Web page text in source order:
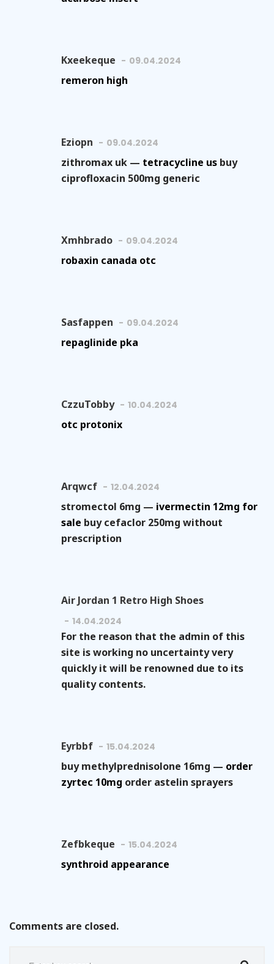
Kxeekeque 09.04.2024
remeron high
Eziopn 09.04.2024
zithromax uk — tetracycline us buy
ciprofloxacin 500mg generic
Xmhbrado 09.04.2024
robaxin canada otc
Sasfappen 09.04.2024
repaglinide pka
CzzuTobby 10.04.2024
otc protonix
Arqwcf 12.04.2024
stromectol 6mg — ivermectin 12mg for
sale buy cefaclor 250mg without
prescription
Air Jordan 1 Retro High Shoes
14.04.2024
For the reason that the admin of this
site is working no uncertainty very
quickly it will be renowned due to its
quality contents.
Eyrbbf 15.04.2024
buy methylprednisolone 16mg — order
zyrtec 10mg order astelin sprayers
Zefbkeque 15.04.2024
synthroid appearance
Comments are closed.